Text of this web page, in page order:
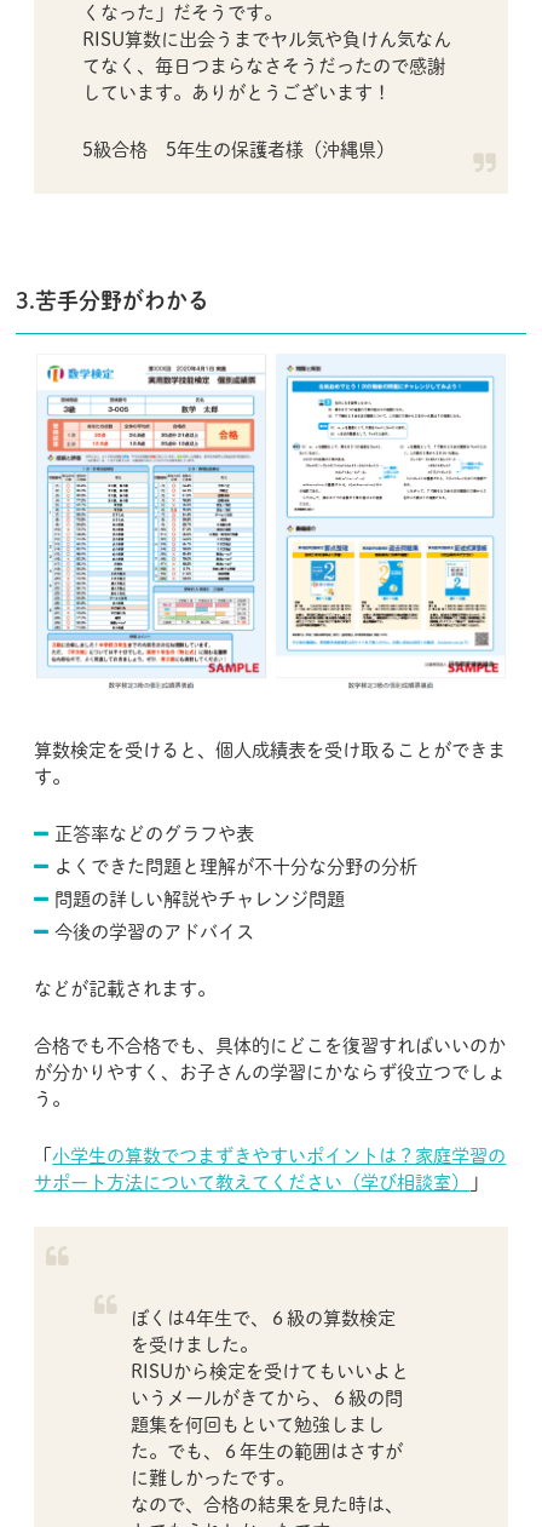
くなった」だそうです。
RISU算数に出会うまでヤル気や負けん気なん
てなく、毎日つまらなさそうだったので感謝
しています。ありがとうございます！
5級合格 5年生の保護者様（沖縄県）
3.苦手分野がわかる
算数検定を受けると、個人成績表を受け取ることができま
す。
正答率などのグラフや表
よくできた問題と理解が不十分な分野の分析
問題の詳しい解説やチャレンジ問題
今後の学習のアドバイス
などが記載されます。
合格でも不合格でも、具体的にどこを復習すればいいのか
が分かりやすく、お子さんの学習にかならず役立つでしょ
う。
「小学生の算数でつまずきやすいポイントは？家庭学習の
サポート方法について教えてください（学び相談室）
」
ぼくは4年生で、６級の算数検定
を受けました。
RISUから検定を受けてもいいよと
いうメールがきてから、６級の問
題集を何回もといて勉強しまし
た。でも、６年生の範囲はさすが
に難しかったです。
なので、合格の結果を見た時は、